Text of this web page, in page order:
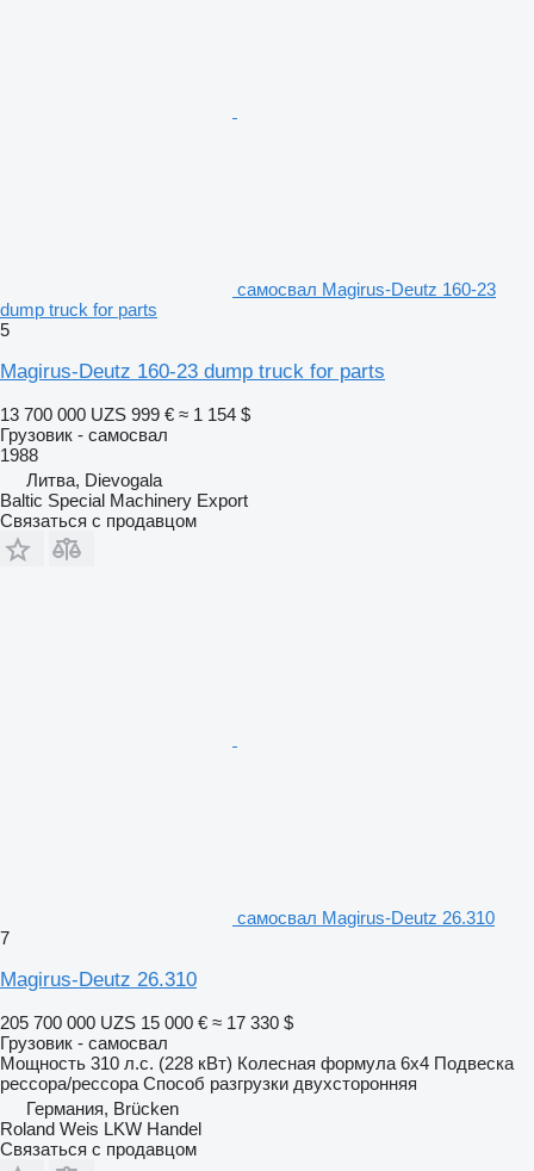
самосвал Magirus-Deutz 160-23
dump truck for parts
5
Magirus-Deutz 160-23 dump truck for parts
13 700 000 UZS 999 € ≈ 1 154 $
Грузовик - самосвал
1988
Литва, Dievogala
Baltic Special Machinery Export
Связаться с продавцом
самосвал Magirus-Deutz 26.310
7
Magirus-Deutz 26.310
205 700 000 UZS 15 000 € ≈ 17 330 $
Грузовик - самосвал
Мощность 310 л.с. (228 кВт) Колесная формула 6x4 Подвеска
рессора/рессора Способ разгрузки двухсторонняя
Германия, Brücken
Roland Weis LKW Handel
Связаться с продавцом